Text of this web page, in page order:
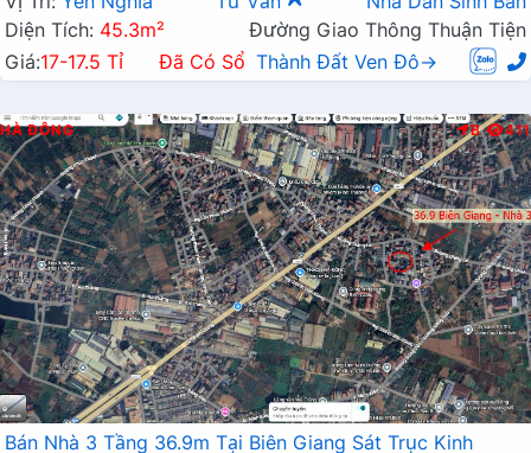
Diện Tích: 45.3m²
Đường Giao Thông Thuận Tiện
Giá:17-17.5 Tỉ Đã Có Sổ Thành Đất Ven Đô→
HÀ ĐÔNG B 411
Bán Nhà 3 Tầng 36.9m Tại Biên Giang Sát Trục Kinh